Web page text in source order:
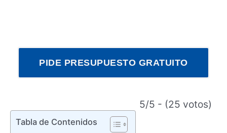
PIDE PRESUPUESTO GRATUITO
5/5 - (25 votos)
Tabla de Contenidos